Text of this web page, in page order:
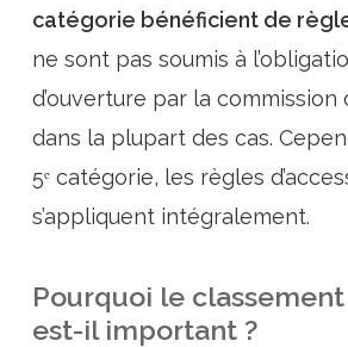
catégorie bénéficient de
ne sont pas soumis à
d’ouverture par la commission
dans la plupart des cas.
5ᵉ catégorie, les règles
s’appliquent intégralement.
Pourquoi le classement
est-il important ?